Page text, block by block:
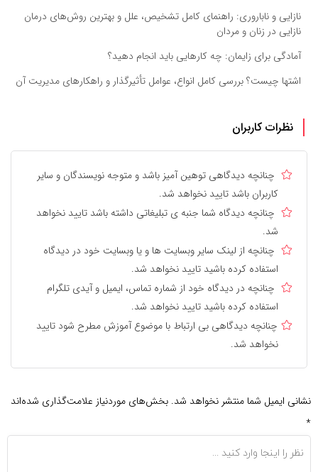
نازایی و ناباروری: راهنمای کامل تشخیص، علل و بهترین روش‌های درمان
نازایی در زنان و مردان
آمادگی برای زایمان: چه کارهایی باید انجام دهید؟
اشتها چیست؟ بررسی کامل انواع، عوامل تأثیرگذار و راهکارهای مدیریت آن
نظرات کاربران
چنانچه دیدگاهی توهین آمیز باشد و متوجه نویسندگان و سایر
کاربران باشد تایید نخواهد شد.
چنانچه دیدگاه شما جنبه ی تبلیغاتی داشته باشد تایید نخواهد
شد.
چنانچه از لینک سایر وبسایت ها و یا وبسایت خود در دیدگاه
استفاده کرده باشید تایید نخواهد شد.
چنانچه در دیدگاه خود از شماره تماس، ایمیل و آیدی تلگرام
استفاده کرده باشید تایید نخواهد شد.
چنانچه دیدگاهی بی ارتباط با موضوع آموزش مطرح شود تایید
نخواهد شد.
نشانی ایمیل شما منتشر نخواهد شد. بخش‌های موردنیاز علامت‌گذاری شده‌اند
*